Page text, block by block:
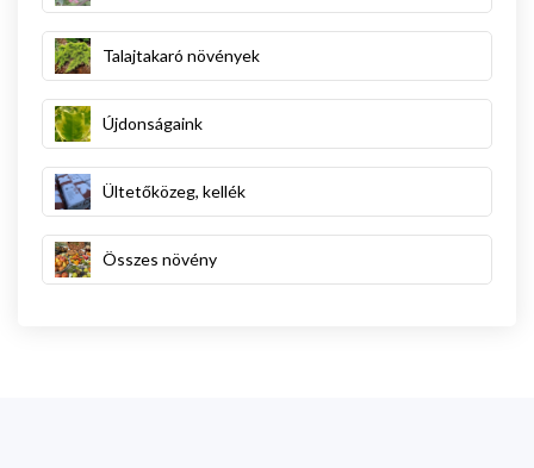
Talajtakaró növények
Újdonságaink
Ültetőközeg, kellék
Összes növény